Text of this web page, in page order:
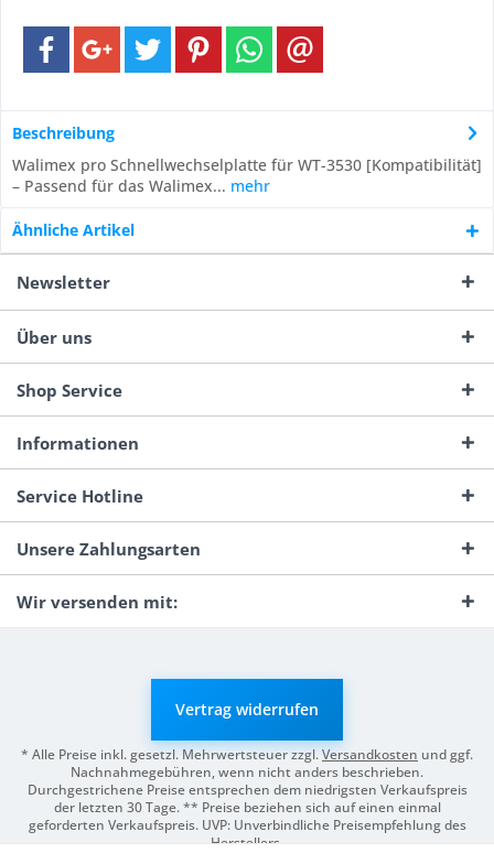
Beschreibung
Walimex pro Schnellwechselplatte für WT-3530 [Kompatibilität]
– Passend für das Walimex... mehr
Ähnliche Artikel
Newsletter
Über uns
Shop Service
Informationen
Service Hotline
Unsere Zahlungsarten
Wir versenden mit:
Vertrag widerrufen
* Alle Preise inkl. gesetzl. Mehrwertsteuer zzgl.Versandkosten und ggf.
Nachnahmegebühren, wenn nicht anders beschrieben.
Durchgestrichene Preise entsprechen dem niedrigsten Verkaufspreis
der letzten 30 Tage. ** Preise beziehen sich auf einen einmal
geforderten Verkaufspreis. UVP: Unverbindliche Preisempfehlung des
Herstellers.